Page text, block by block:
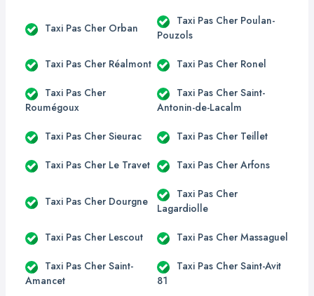
Taxi Pas Cher Orban
Taxi Pas Cher Poulan-
Pouzols
Taxi Pas Cher Réalmont Taxi Pas Cher Ronel
Taxi Pas Cher
Roumégoux
Taxi Pas Cher Saint-
Antonin-de-Lacalm
Taxi Pas Cher Sieurac Taxi Pas Cher Teillet
Taxi Pas Cher Le Travet Taxi Pas Cher Arfons
Taxi Pas Cher Dourgne
Taxi Pas Cher
Lagardiolle
Taxi Pas Cher Lescout Taxi Pas Cher Massaguel
Taxi Pas Cher Saint-
Amancet
Taxi Pas Cher Saint-Avit
81